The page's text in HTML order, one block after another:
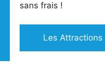
sans frais !
Les Attractions